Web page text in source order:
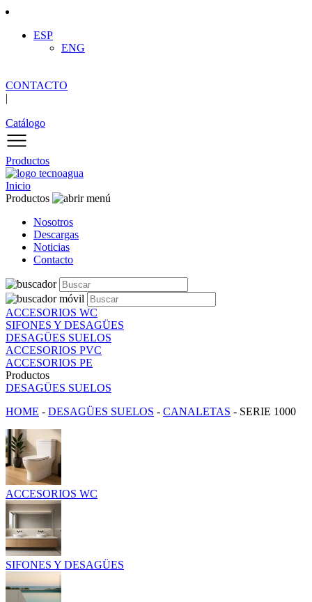
ESP
ENG
CONTACTO
|
Catálogo
Productos
Inicio
Productos
Nosotros
Descargas
Noticias
Contacto
ACCESORIOS WC
SIFONES Y DESAGÜES
DESAGÜES SUELOS
ACCESORIOS PVC
ACCESORIOS PE
Productos
DESAGÜES SUELOS
HOME - DESAGÜES SUELOS - CANALETAS - SERIE 1000
ACCESORIOS WC
SIFONES Y DESAGÜES